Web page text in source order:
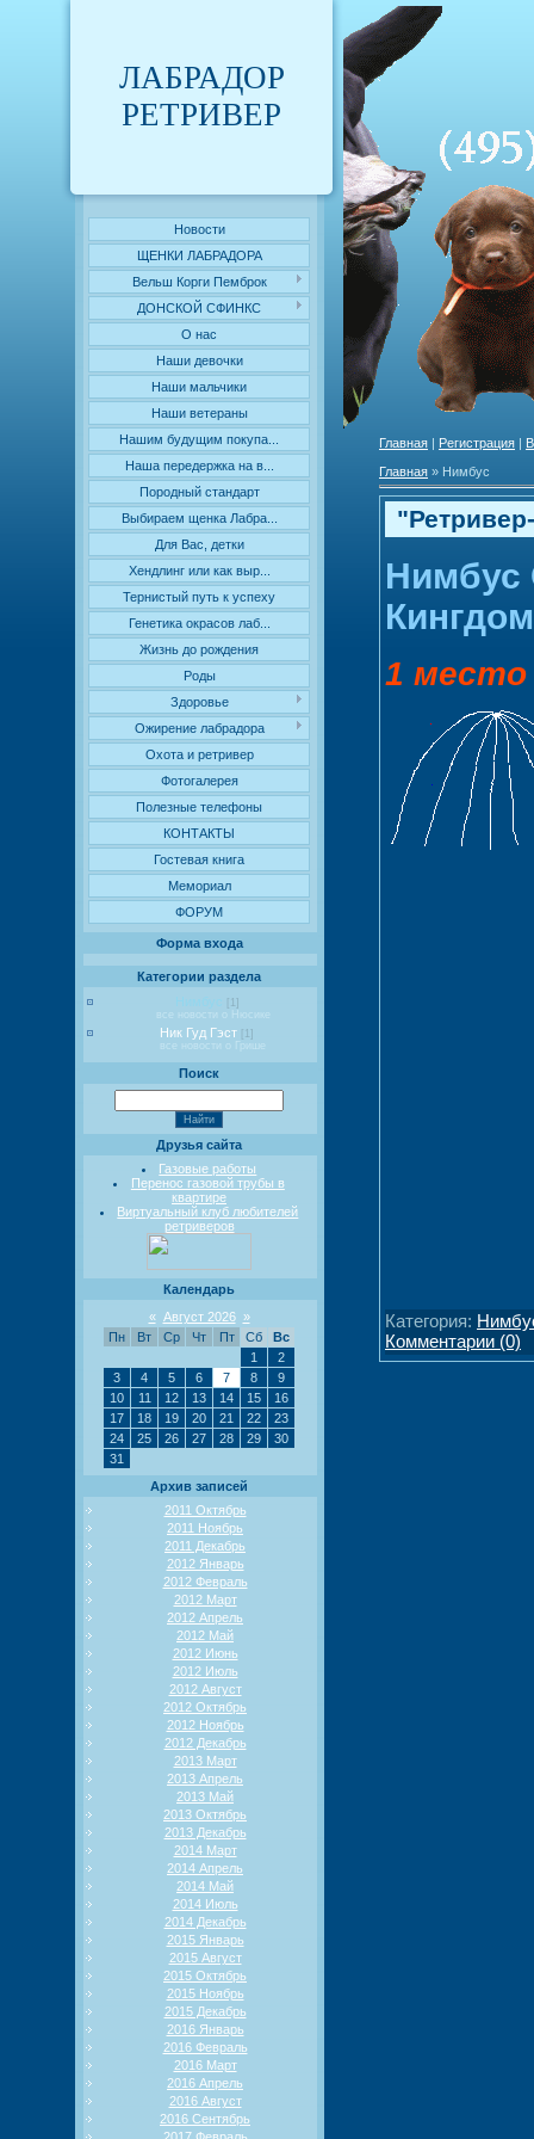
ЛАБРАДОР
РЕТРИВЕР
Новости
ЩЕНКИ ЛАБРАДОРА
Вельш Корги Пемброк
ДОНСКОЙ СФИНКС
О нас
Наши девочки
Наши мальчики
Наши ветераны
Нашим будущим покупа...
Наша передержка на в...
Породный стандарт
Выбираем щенка Лабра...
Для Вас, детки
Хендлинг или как выр...
Тернистый путь к успеху
Генетика окрасов лаб...
Жизнь до рождения
Роды
Здоровье
Ожирение лабрадора
Охота и ретривер
Фотогалерея
Полезные телефоны
КОНТАКТЫ
Гостевая книга
Мемориал
ФОРУМ
Форма входа
Категории раздела
[1]
все новости о Нюсике
Ник Гуд Гэст
[1]
все новости о Грише
Поиск
Друзья сайта
Газовые работы
Перенос газовой трубы в
квартире
Виртуальный клуб любителей
ретриверов
Календарь
« Август 2026 »
Пн
Вт Ср Чт Пт Сб
Вс
1
2
3
4 5 6 7 8
9
10
11 12 13 14 15
16
17
18 19 20 21 22
23
24
25 26 27 28 29
30
31
Архив записей
2011 Октябрь
2011 Ноябрь
2011 Декабрь
2012 Январь
2012 Февраль
2012 Март
2012 Апрель
2012 Май
2012 Июнь
2012 Июль
2012 Август
2012 Октябрь
2012 Ноябрь
2012 Декабрь
2013 Март
2013 Апрель
2013 Май
2013 Октябрь
2013 Декабрь
2014 Март
2014 Апрель
2014 Май
2014 Июль
2014 Декабрь
2015 Январь
2015 Август
2015 Октябрь
2015 Ноябрь
2015 Декабрь
2016 Январь
2016 Февраль
2016 Март
2016 Апрель
2016 Август
2016 Сентябрь
Главная | Регистрация |
Главная » Нимбус
Нимбус
Кингдом
1 место
Категория:
Комментарии (0)